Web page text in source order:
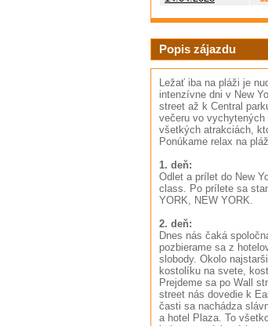
Popis zájazdu
Ležať iba na pláži je
intenzívne dni v New
street až k Central
večeru vo vychytených
všetkých atrakciách,
Ponúkame relax na
1. deň:
Odlet a prílet do New
class. Po prílete sa
YORK, NEW YORK.
2. deň:
Dnes nás čaká
pozbierame sa z
slobody. Okolo
kostolíku na svete,
Prejdeme sa po Wall
street nás dovedie k
časti sa nachádza
a hotel Plaza. To